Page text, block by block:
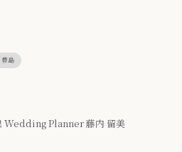
豊島
Planner 藤内 留美